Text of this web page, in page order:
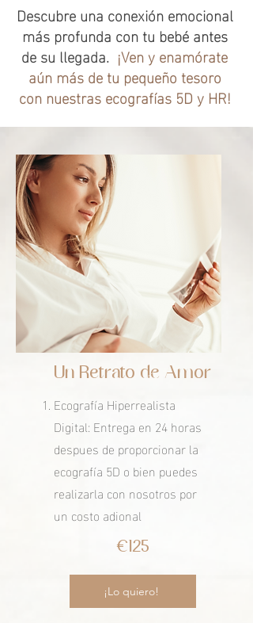
Descubre una conexión emocional
más profunda con tu bebé antes
de su llegada. ¡Ven y enamórate
aún más de tu pequeño tesoro
con nuestras ecografías 5D y HR!
Un Retrato de Amor
Ecografía Hiperrealista
Digital: Entrega en 24 horas
despues de proporcionar la
ecografía 5D o bien puedes
realizarla con nosotros por
un costo adional
€125
¡Lo quiero!